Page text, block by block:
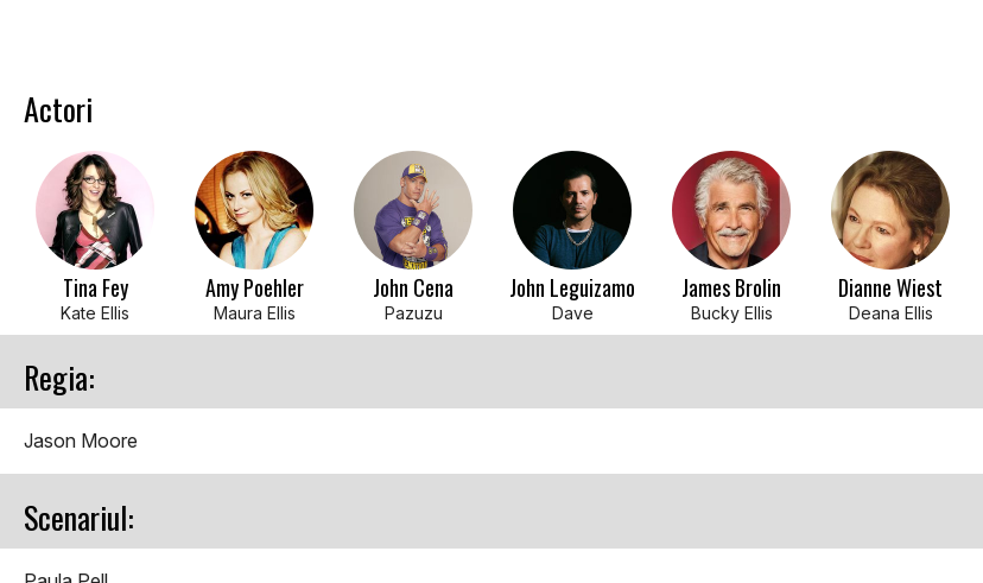
Actori
Tina Fey
Kate Ellis
Amy Poehler
Maura Ellis
John Cena
Pazuzu
John Leguizamo
Dave
James Brolin
Bucky Ellis
Dianne Wiest
Deana Ellis
Regia:
Jason Moore
Scenariul: